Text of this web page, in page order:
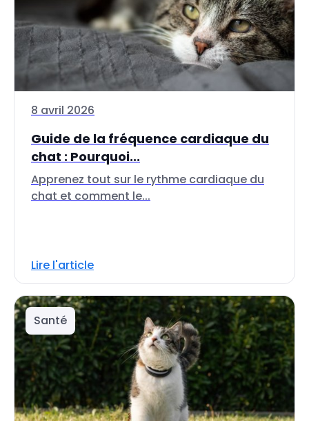
8 avril 2026
Guide de la fréquence cardiaque du
chat : Pourquoi...
Apprenez tout sur le rythme cardiaque du
chat et comment le...
Lire l'article
Santé